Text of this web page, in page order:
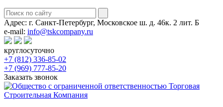
Адрес: г. Санкт-Петербург, Московское ш. д. 46к. 2 лит. Б
e-mail: info@tskcompany.ru
круглосуточно
+7 (812) 336-85-02
+7 (969) 777-85-20
Заказать звонок